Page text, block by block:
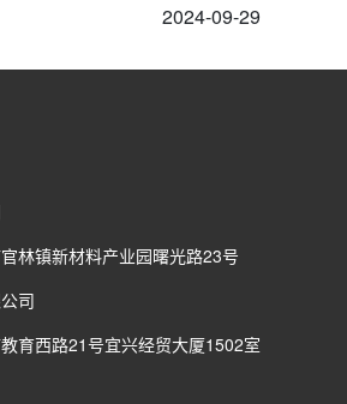
2024-09-29
林镇新材料产业园曙光路23号
司
育西路21号宜兴经贸大厦1502室